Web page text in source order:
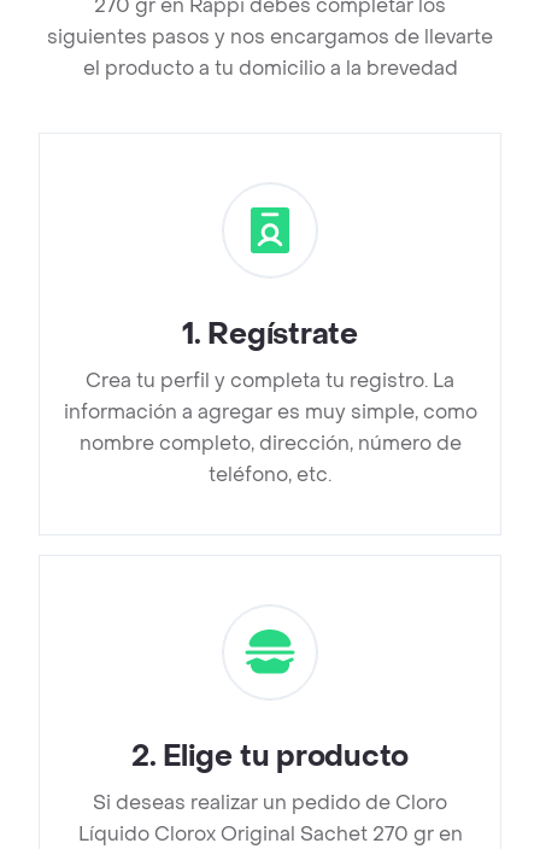
270 gr en Rappi debes completar los
siguientes pasos y nos encargamos de llevarte
el producto a tu domicilio a la brevedad
1. Regístrate
Crea tu perfil y completa tu registro. La
información a agregar es muy simple, como
nombre completo, dirección, número de
teléfono, etc.
2. Elige tu producto
Si deseas realizar un pedido de Cloro
Líquido Clorox Original Sachet 270 gr en